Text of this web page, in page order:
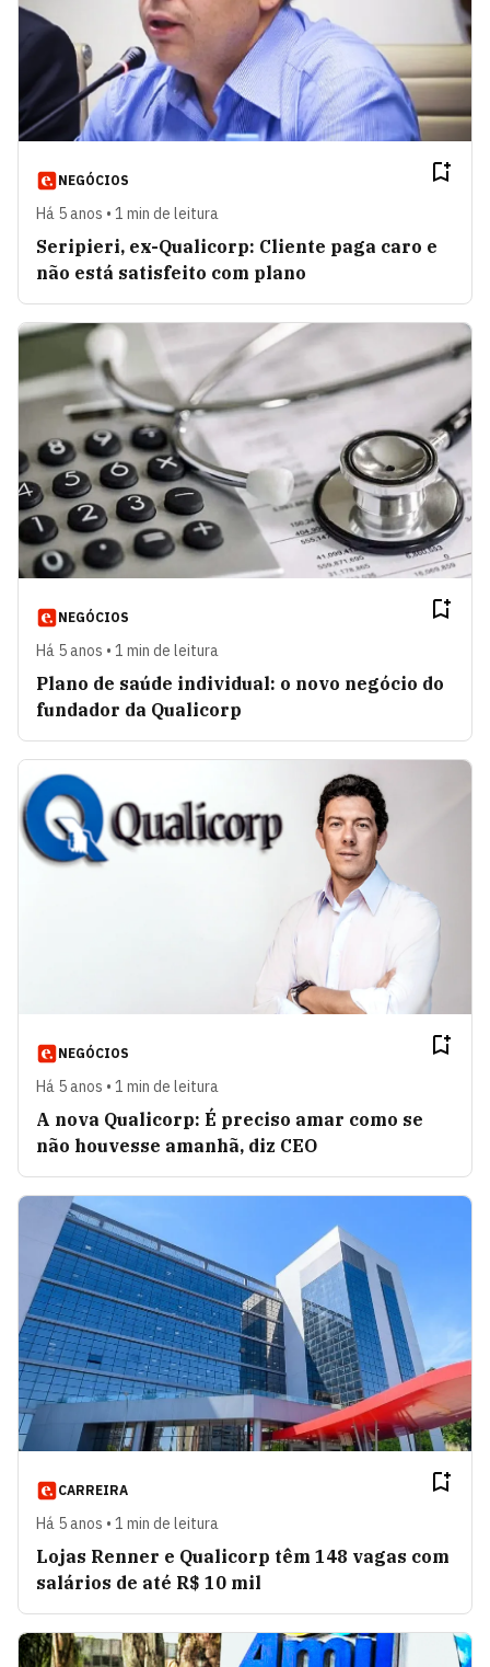
NEGÓCIOS
Há 5 anos • 1 min de leitura
Seripieri, ex-Qualicorp: Cliente paga caro e
não está satisfeito com plano
NEGÓCIOS
Há 5 anos • 1 min de leitura
Plano de saúde individual: o novo negócio do
fundador da Qualicorp
NEGÓCIOS
Há 5 anos • 1 min de leitura
A nova Qualicorp: É preciso amar como se
não houvesse amanhã, diz CEO
CARREIRA
Há 5 anos • 1 min de leitura
Lojas Renner e Qualicorp têm 148 vagas com
salários de até R$ 10 mil